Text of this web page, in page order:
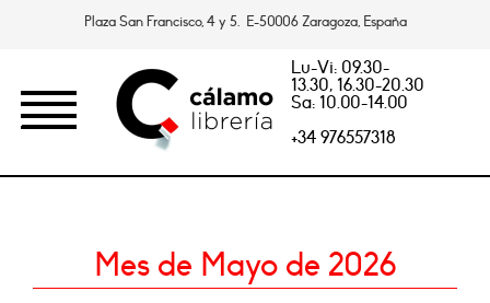
Plaza San Francisco, 4 y 5. E-50006 Zaragoza, España
Lu-Vi: 09.30-
13.30, 16.30-20.30
Sa: 10.00-14.00
+34 976557318
Mes de Mayo de 2026